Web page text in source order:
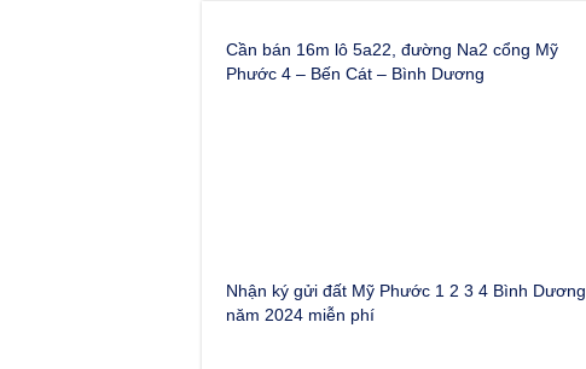
Cần bán 16m lô 5a22, đường Na2 cổng Mỹ
Phước 4 – Bến Cát – Bình Dương
Nhận ký gửi đất Mỹ Phước 1 2 3 4 Bình Dương
năm 2024 miễn phí